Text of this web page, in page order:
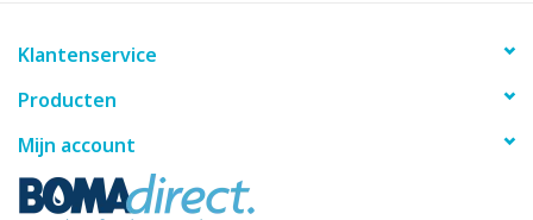
Klantenservice
Producten
Mijn account